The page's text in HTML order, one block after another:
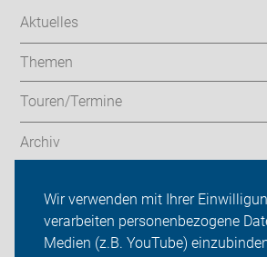
Wir verwenden mit Ihrer
verarbeiten personenbezogene
Medien (z.B. YouTube)
Aktuelles
Themen
Touren/Termine
Archiv
ADFC Lehrte/Sehnde